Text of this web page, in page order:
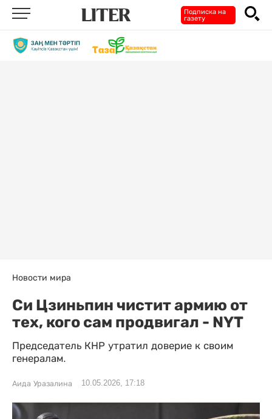
Подписка на
газету
Новости мира
Си Цзиньпин чистит армию от
тех, кого сам продвигал - NYT
Председатель КНР утратил доверие к своим
генералам.
Аида Уразалина 10.05.2026, 17:18